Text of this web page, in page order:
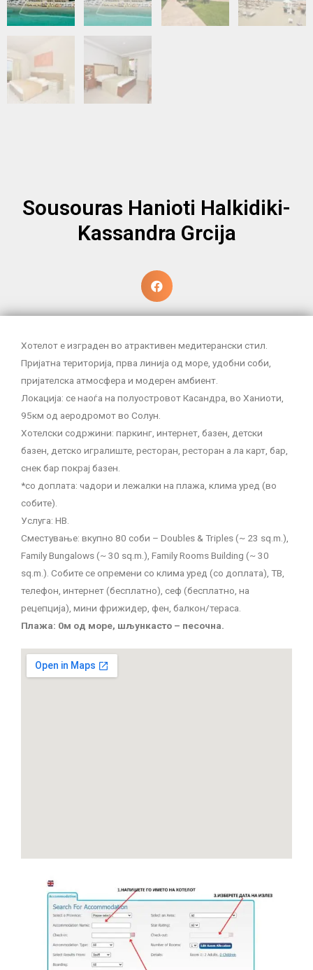
Sousouras Hanioti Halkidiki-
Kassandra Grcija
Хотелот е изграден во атрактивен медитерански стил.
Пријатна територија, прва линија од море, удобни соби,
пријателска атмосфера и модерен амбиент.
Локација: се наоѓа на полуостровот Касандра, во Ханиоти,
95км од аеродромот во Солун.
Хотелски содржини: паркинг, интернет, базен, детски
базен, детско игралиште, ресторан, ресторан а ла карт, бар,
снек бар покрај базен.
*со доплата: чадори и лежалки на плажа, клима уред (во
собите).
Услуга: HB.
Сместување: вкупно 80 соби – Doubles & Triples (~ 23 sq.m.),
Family Bungalows (~ 30 sq.m.), Family Rooms Building (~ 30
sq.m.). Собите се опремени со клима уред (со доплата), ТВ,
телефон, интернет (бесплатно), сеф (бесплатно, на
рецепција), мини фрижидер, фен, балкон/тераса.
Плажа: 0м од море, шљункасто – песочна.